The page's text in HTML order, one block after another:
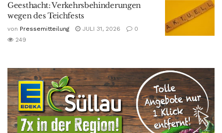
Geesthacht: Verkehrsbehinderungen
wegen des Teichfests
von Pressemitteilung JULI 31, 2026
0
249